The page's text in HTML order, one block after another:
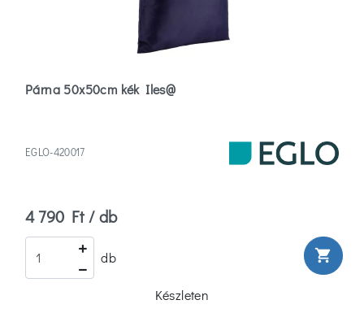
Párna 50x50cm kék Iles@
EGLO-420017
4 790 Ft / db
db shopping_cart
Készleten